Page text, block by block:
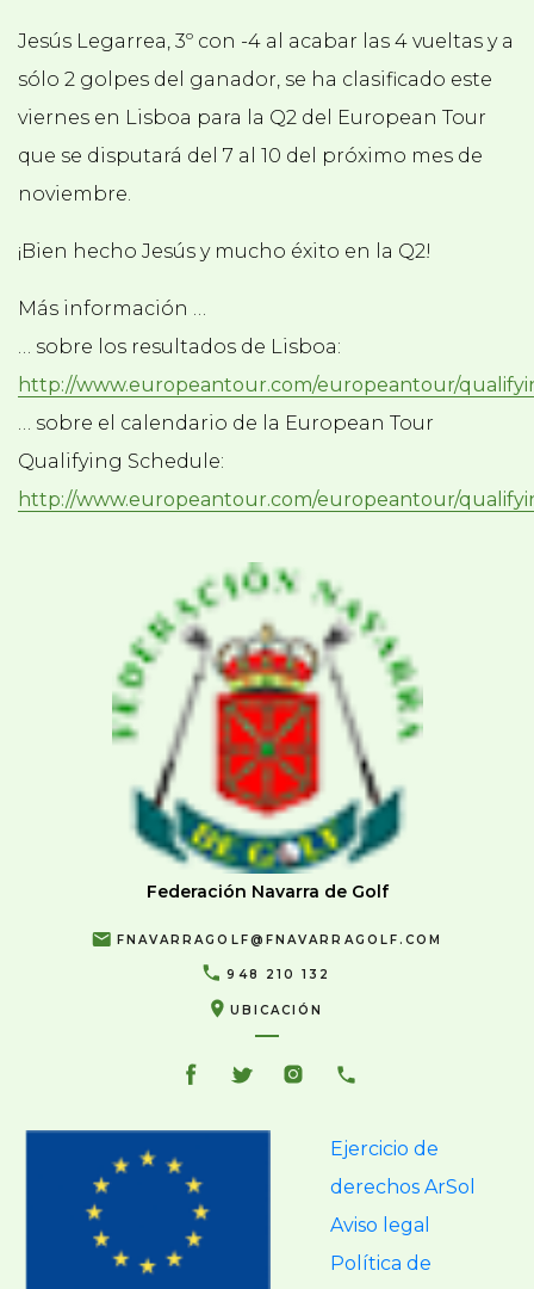
Jesús Legarrea, 3º con -4 al acabar las 4 vueltas y a
sólo 2 golpes del ganador, se ha clasificado este
viernes en Lisboa para la Q2 del European Tour
que se disputará del 7 al 10 del próximo mes de
noviembre.
¡Bien hecho Jesús y mucho éxito en la Q2!
Más información …
… sobre los resultados de Lisboa:
http://www.europeantour.com/europeantour/
… sobre el calendario de la European Tour
Qualifying Schedule:
http://www.europeantour.com/europeantour/
Federación Navarra de Golf
FNAVARRAGOLF@FNAVARRAGOLF.COM
948 210 132
UBICACIÓN
Ejercicio de
derechos ArSol
Aviso legal
Política de